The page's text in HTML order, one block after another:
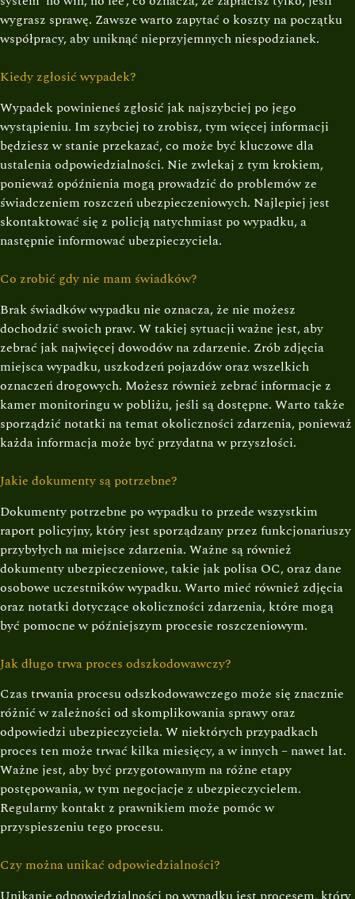
wygrasz sprawę. Zawsze warto zapytać o koszty na początku
współpracy, aby uniknąć nieprzyjemnych niespodzianek.
Kiedy zgłosić wypadek?
Wypadek powinieneś zgłosić jak najszybciej po jego
wystąpieniu. Im szybciej to zrobisz, tym więcej informacji
będziesz w stanie przekazać, co może być kluczowe dla
ustalenia odpowiedzialności. Nie zwlekaj z tym krokiem,
ponieważ opóźnienia mogą prowadzić do problemów ze
świadczeniem roszczeń ubezpieczeniowych. Najlepiej jest
skontaktować się z policją natychmiast po wypadku, a
następnie informować ubezpieczyciela.
Co zrobić gdy nie mam świadków?
Brak świadków wypadku nie oznacza, że nie możesz
dochodzić swoich praw. W takiej sytuacji ważne jest, aby
zebrać jak najwięcej dowodów na zdarzenie. Zrób zdjęcia
miejsca wypadku, uszkodzeń pojazdów oraz wszelkich
oznaczeń drogowych. Możesz również zebrać informacje z
kamer monitoringu w pobliżu, jeśli są dostępne. Warto także
sporządzić notatki na temat okoliczności zdarzenia, ponieważ
każda informacja może być przydatna w przyszłości.
Jakie dokumenty są potrzebne?
Dokumenty potrzebne po wypadku to przede wszystkim
raport policyjny, który jest sporządzany przez funkcjonariuszy
przybyłych na miejsce zdarzenia. Ważne są również
dokumenty ubezpieczeniowe, takie jak polisa OC, oraz dane
osobowe uczestników wypadku. Warto mieć również zdjęcia
oraz notatki dotyczące okoliczności zdarzenia, które mogą
być pomocne w późniejszym procesie roszczeniowym.
Jak długo trwa proces odszkodowawczy?
Czas trwania procesu odszkodowawczego może się znacznie
różnić w zależności od skomplikowania sprawy oraz
odpowiedzi ubezpieczyciela. W niektórych przypadkach
proces ten może trwać kilka miesięcy, a w innych – nawet lat.
Ważne jest, aby być przygotowanym na różne etapy
postępowania, w tym negocjacje z ubezpieczycielem.
Regularny kontakt z prawnikiem może pomóc w
przyspieszeniu tego procesu.
Czy można unikać odpowiedzialności?